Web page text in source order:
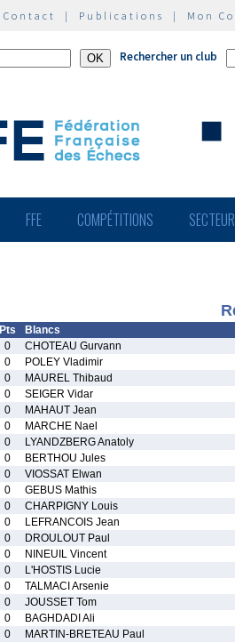
Contact | Publications | Mon
Rechercher un club
FFE COMPÉTITIONS
Pts
Blancs
0
CHOTEAU Gurvann
0
POLEY Vladimir
0
MAUREL Thibaud
0
SEIGER Vidar
0
MAHAUT Jean
0
MARCHE Nael
0
LYANDZBERG Anatoly
0
BERTHOU Jules
0
VIOSSAT Elwan
0
GEBUS Mathis
0
CHARPIGNY Louis
0
LEFRANCOIS Jean
0
DROULOUT Paul
0
NINEUIL Vincent
0
L'HOSTIS Lucie
0
TALMACI Arsenie
0
JOUSSET Tom
0
BAGHDADI Ali
0
MARTIN-BRETEAU Paul